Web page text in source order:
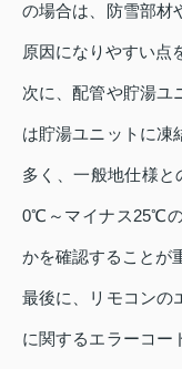
の場合は、防雪部材
原因になりやすい点
次に、配管や貯湯ユ
は貯湯ユニットに凍
多く、一般地仕様
0℃～マイナス25℃の
かを確認することが
最後に、リモコンの
に関するエラーコー